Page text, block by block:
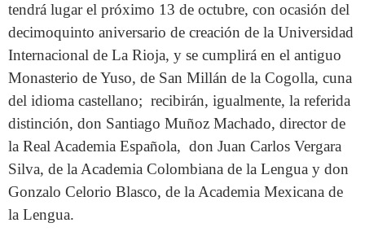
tendrá lugar el próximo 13 de octubre, con ocasión del
decimoquinto aniversario de creación de la Universidad
Internacional de La Rioja, y se cumplirá en el antiguo
Monasterio de Yuso, de San Millán de la Cogolla, cuna
del idioma castellano; recibirán, igualmente, la referida
distinción, don Santiago Muñoz Machado, director de
la Real Academia Española, don Juan Carlos Vergara
Silva, de la Academia Colombiana de la Lengua y don
Gonzalo Celorio Blasco, de la Academia Mexicana de
la Lengua.